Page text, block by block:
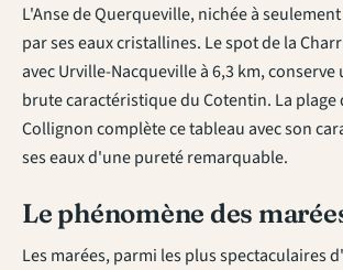
L'Anse de Querqueville, nichée à
par ses eaux cristallines. Le spot de la
avec Urville-Nacqueville à 6,3 km,
brute caractéristique du Cotentin. La plage
Collignon complète ce tableau avec son
ses eaux d'une pureté remarquable.
Le phénomène des
Les marées, parmi les plus spectaculaires